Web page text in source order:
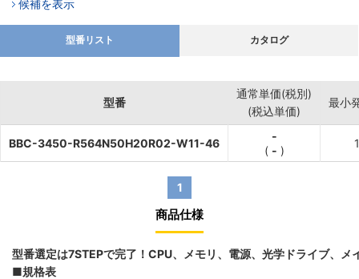
候補を表示
型番リスト カタログ
型番
通常単価(税別)
(税込単価)
最小
BBC-3450-R564N50H20R02-W11-46
-
( - )
1
商品仕様
型番選定は7STEPで完了！CPU、メモリ、電源、光学ドライブ、
■規格表